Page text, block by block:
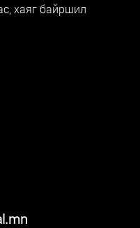
хаяг байршил